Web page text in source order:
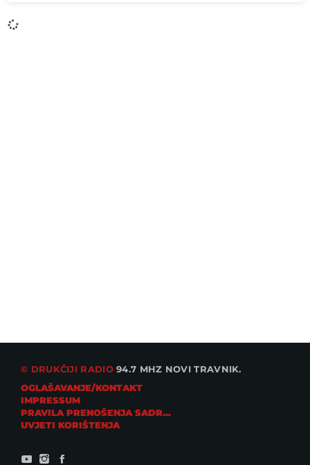
Gmail uvodi napredne alate temeljene na